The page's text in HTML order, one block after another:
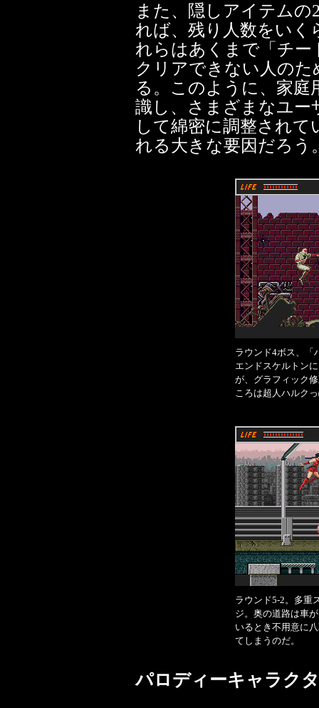
また、隠しアイテム
れば、残り人数をいく
れらはあくまで「チー
クリアできない人の
る。このように、家
識し、さまざまなユー
して綿密に調整され
れる大きな要因だろう
ラウンド4ボス、「
エンドスケルトン
が、グラフィック
ころは超人ハルク
ラウンド5-2。多重
ジ。奥の道路は車
いるとき不用意に
てしまうのだ。
パロディーキャラク